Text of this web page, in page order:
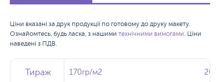
Ціни вказані за друк продукції по готовому до друку макету.
Ознайомтесь, будь ласка, з нашими технічними вимогами. Ціни
наведені з ПДВ.
Тираж
Тираж 170гр/м2
Тираж 170гр/м2